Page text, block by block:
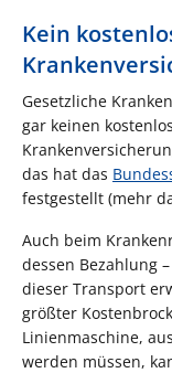
Kein
Gesetzliche
gar keinen
das hat das
festgestellt (mehr
Auch beim
dessen Bezahlung
dieser Transport
größter
Linienmaschine,
werden müssen,